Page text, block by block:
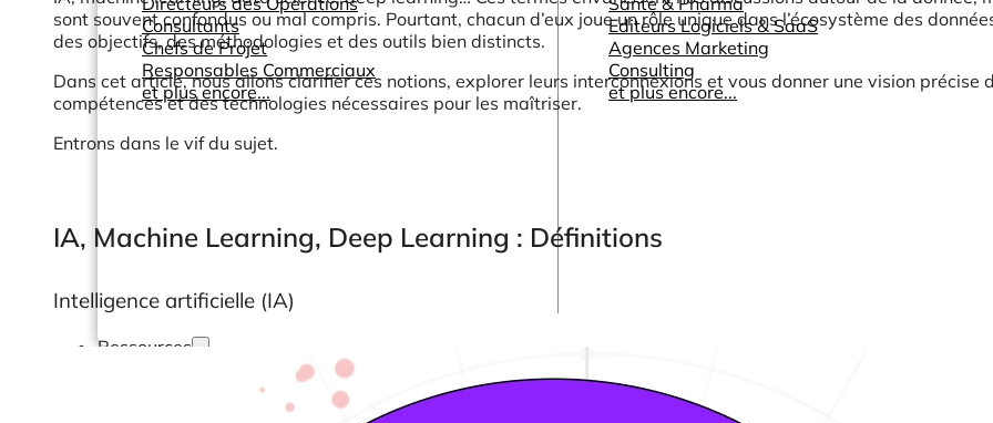
Consultants
Chefs de Projet
Responsables Commerciaux
et plus encore...
Editeurs Logiciels & SaaS
Agences Marketing
Consulting
et plus encore...
Ressources
sont souvent confondus ou mal compris. Pourtant, chacun d’eux joue un rôle unique dans l’écosystème des
des objectifs, des méthodologies et des outils bien distincts.
Dans cet article, nous allons clarifier ces notions, explorer leurs interconnexions et vous donner une vision précise
compétences et des technologies nécessaires pour les maîtriser.
Entrons dans le vif du sujet.
IA, Machine Learning, Deep Learning : Définitions
Intelligence artificielle (IA)